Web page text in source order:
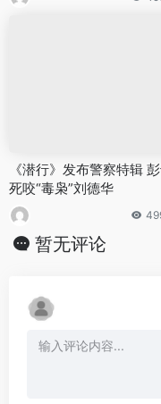
《潜行》发布警察特辑
死咬“毒枭”刘德华
暂无评论